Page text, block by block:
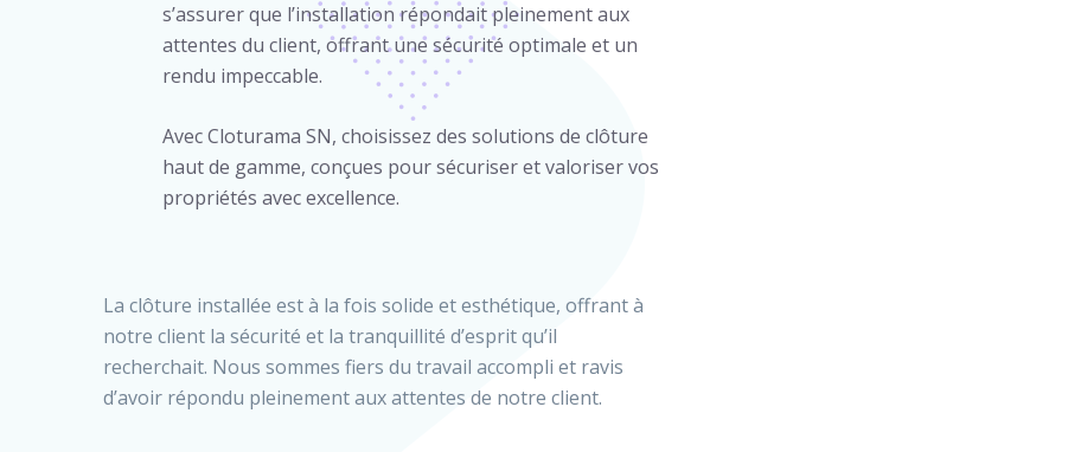
s’assurer que l’installation répondait pleinement aux
attentes du client, offrant une sécurité optimale et un
rendu impeccable.
Avec Cloturama SN, choisissez des solutions de clôture
haut de gamme, conçues pour sécuriser et valoriser vos
propriétés avec excellence.
La clôture installée est à la fois solide et esthétique, offrant à
notre client la sécurité et la tranquillité d’esprit qu’il
recherchait. Nous sommes fiers du travail accompli et ravis
d’avoir répondu pleinement aux attentes de notre client.